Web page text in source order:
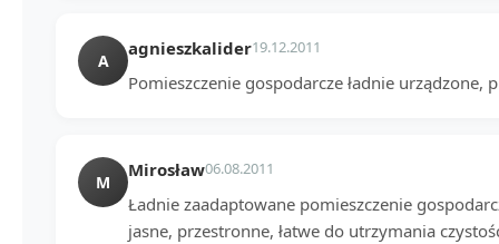
A
agnieszkalider19.12.2011
Pomieszczenie gospodarcze ładnie urządzone,
M
Mirosław06.08.2011
Ładnie zaadaptowane pomieszczenie
jasne, przestronne, łatwe do utrzymania